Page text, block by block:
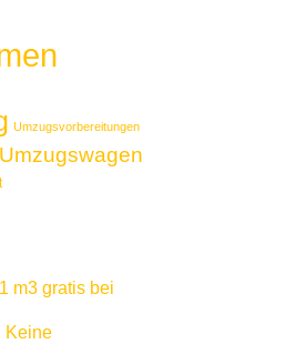
Umzugsvorbereitungen
Umzugswagen
m3 gratis bei
Keine